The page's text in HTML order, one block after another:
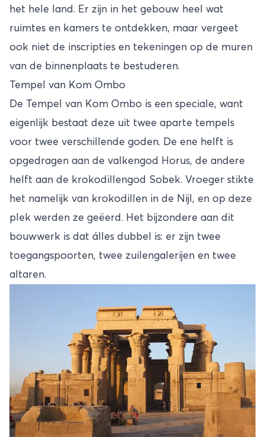
het hele land. Er zijn in het gebouw heel wat
ruimtes en kamers te ontdekken, maar vergeet
ook niet de inscripties en tekeningen op de muren
van de binnenplaats te bestuderen.
Tempel van Kom Ombo
De Tempel van Kom Ombo is een speciale, want
eigenlijk bestaat deze uit twee aparte tempels
voor twee verschillende goden. De ene helft is
opgedragen aan de valkengod Horus, de andere
helft aan de krokodillengod Sobek. Vroeger stikte
het namelijk van krokodillen in de Nijl, en op deze
plek werden ze geëerd. Het bijzondere aan dit
bouwwerk is dat álles dubbel is: er zijn twee
toegangspoorten, twee zuilengalerijen en twee
altaren.